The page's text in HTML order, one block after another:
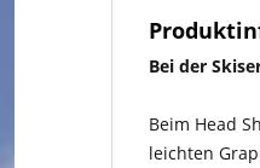
Bei der
Beim Head
leichten